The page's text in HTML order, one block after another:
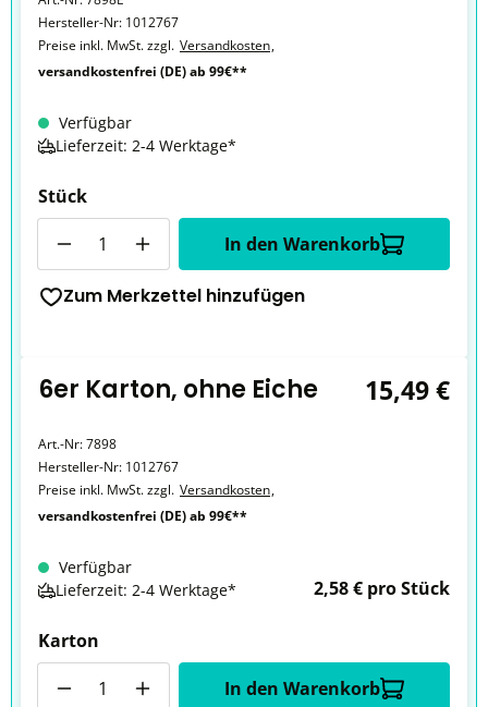
Hersteller-Nr: 1012767
Preise inkl. MwSt. zzgl. Versandkosten,
versandkostenfrei (DE) ab 99€**
Verfügbar
Lieferzeit: 2-4 Werktage*
Stück
In den Warenkorb
Zum Merkzettel hinzufügen
6er Karton, ohne Eiche 15,49 €
Art.-Nr:7898
Hersteller-Nr: 1012767
Preise inkl. MwSt. zzgl. Versandkosten,
versandkostenfrei (DE) ab 99€**
Verfügbar
Lieferzeit: 2-4 Werktage*
2,58 € pro Stück
Karton
In den Warenkorb